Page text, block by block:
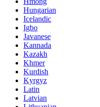
Hungarian
Icelandic
Igbo
Javanese
Kannada
Kazakh
Khmer
Kurdish
Kyrgyz
Latin
Latvian